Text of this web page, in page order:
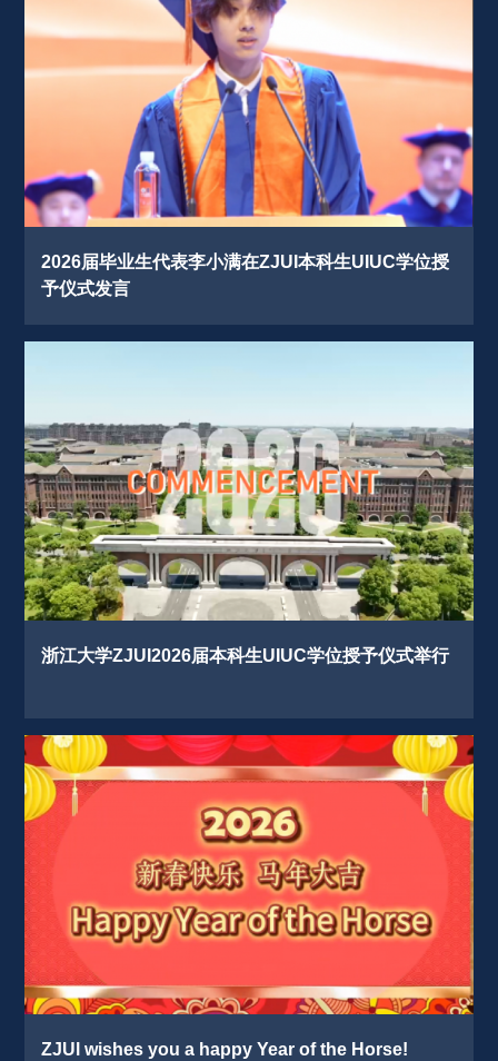
2026届毕业生代表李小满在ZJUI本科生UIUC学位授
予仪式发言
浙江大学ZJUI2026届本科生UIUC学位授予仪式举行
ZJUl wishes you a happy Year of the Horse!